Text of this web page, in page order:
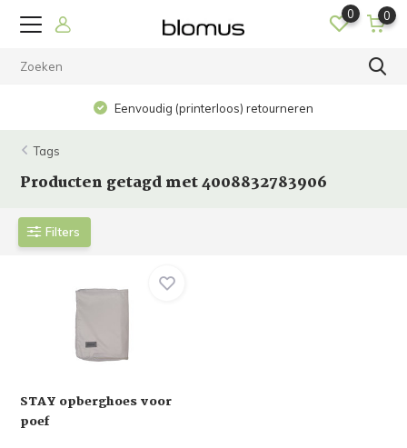
0 0
Eenvoudig (printerloos) retourneren
Tags
Producten getagd met 4008832783906
Filters
STAY opberghoes voor
poef